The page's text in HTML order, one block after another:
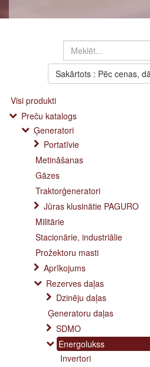
Sakārtots : Pēc cenas,
Visi produkti
Preču katalogs
Ģeneratori
Portatīvie
Metināšanas
Gāzes
Traktorģeneratori
Jūras klusinātie PAGURO
Militārie
Stacionārie, industriālie
Prožektoru masti
Aprīkojums
Rezerves daļas
Dzinēju daļas
Ģeneratoru daļas
SDMO
Energolukss
Invertori